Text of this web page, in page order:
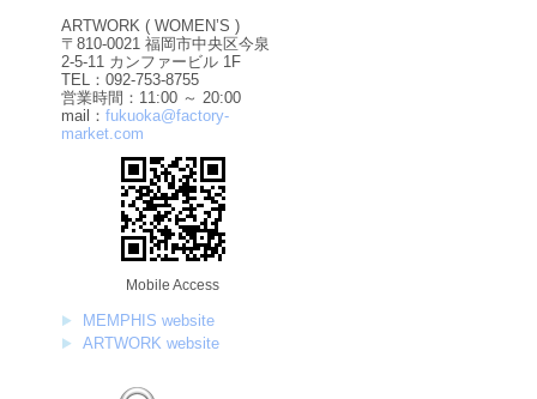
ARTWORK ( WOMEN’S )
〒810-0021 福岡市中央区今泉
2-5-11 カンファービル 1F
TEL：092-753-8755
営業時間：11:00 ～ 20:00
mail： fukuoka@factory-
market.com
Mobile Access
MEMPHIS website
ARTWORK website